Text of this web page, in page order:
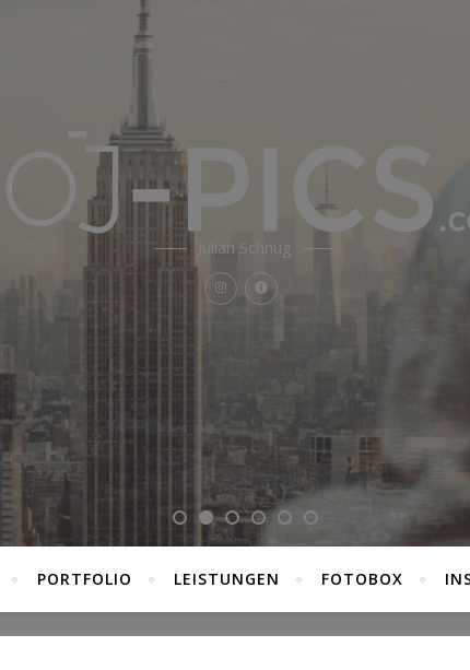
Julian Schnug
PORTFOLIO LEISTUNGEN FOTOBOX